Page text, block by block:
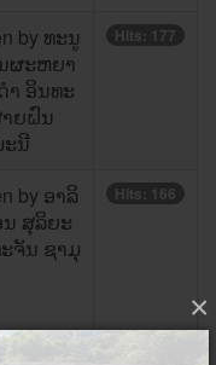
×
by ທະນູ
ຜະຫຍາ
າ ອິນທະ
າຍຝົນ
ນີ
Hits: 177
by ອາລິ
ສຸລິຍະ
ຈັນ ຊາມຸ
Hits: 166